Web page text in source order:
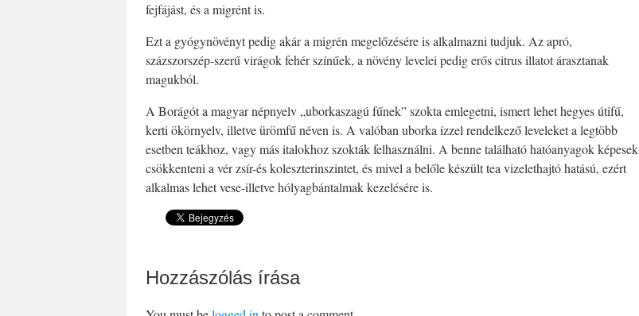
fejfájást, és a migrént is.
Ezt a gyógynövényt pedig akár a migrén megelőzésére is alkalmazni tudjuk. Az apró,
százszorszép-szerű virágok fehér színűek, a növény levelei pedig erős citrus illatot árasztanak
magukból.
A Borágót a magyar népnyelv „uborkaszagú fűnek” szokta emlegetni, ismert lehet hegyes útifű,
kerti ökörnyelv, illetve ürömfű néven is. A valóban uborka ízzel rendelkező leveleket a legtöbb
esetben teákhoz, vagy más italokhoz szokták felhasználni. A benne található hatóanyagok képesek
csökkenteni a vér zsír-és koleszterinszintet, és mivel a belőle készült tea vizelethajtó hatású, ezért
alkalmas lehet vese-illetve hólyagbántalmak kezelésére is.
Hozzászólás írása